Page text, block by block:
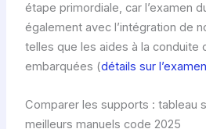
étape primordiale, car l’examen
également avec l’intégration de
telles que les aides à la conduite
embarquées (détails sur
Comparer les supports : tableau
meilleurs manuels code 2025